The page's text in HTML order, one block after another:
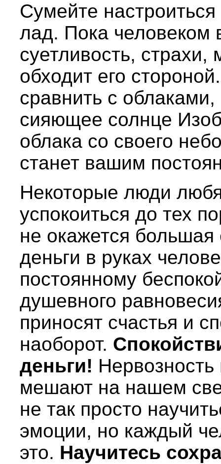
Сумейте
лад. Пока человеком
суетливость,
обходит его
сравнить с
сияющее солнце
облака со своего
станет вашим
Некоторые люди
успокоиться до тех
не окажется
деньги в руках
постоянному
душевного
приносят счастья и
наоборот.
деньги! Нервозность
мешают на нашем
не так просто
эмоции, но каждый
это. Научитесь